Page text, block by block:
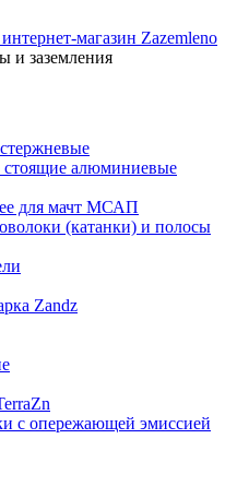
и заземления
алюминиевые
для мачт МСАП
(катанки) и полосы
Zandz
с опережающей эмиссией